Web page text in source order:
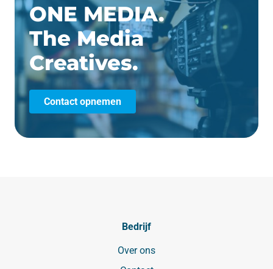
ONE MEDIA.
The Media
Creatives.
Contact opnemen
Bedrijf
Over ons